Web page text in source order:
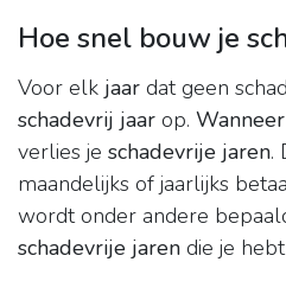
Hoe snel bouw je
Voor elk jaar dat geen
schadevrij jaar op. Wanneer
verlies je schadevrije jaren.
maandelijks of jaarlijks
wordt onder andere
schadevrije jaren die je